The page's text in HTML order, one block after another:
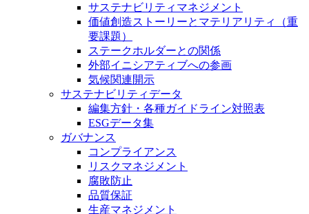
サステナビリティマネジメント
価値創造ストーリーとマテリアリティ（重
要課題）
ステークホルダーとの関係
外部イニシアティブへの参画
気候関連開示
サステナビリティデータ
編集方針・各種ガイドライン対照表
ESGデータ集
ガバナンス
コンプライアンス
リスクマネジメント
腐敗防止
品質保証
生産マネジメント